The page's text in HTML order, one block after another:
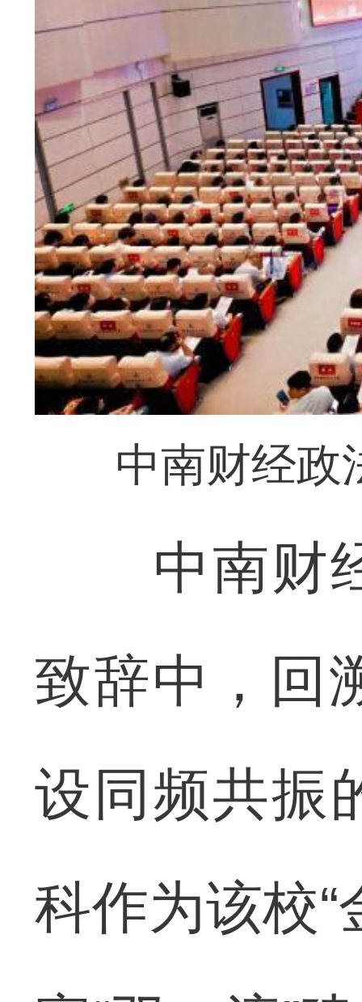
中南财经政
中南财经
致辞中，回
设同频共振
科作为该校